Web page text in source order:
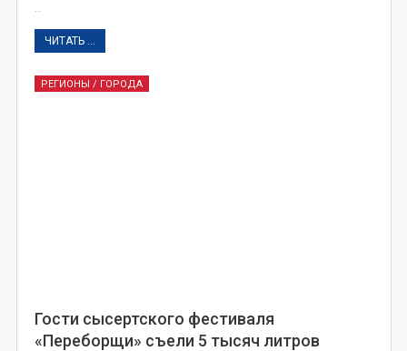
…
ЧИТАТЬ ...
РЕГИОНЫ / ГОРОДА
Гости сысертского фестиваля
«Переборщи» съели 5 тысяч литров